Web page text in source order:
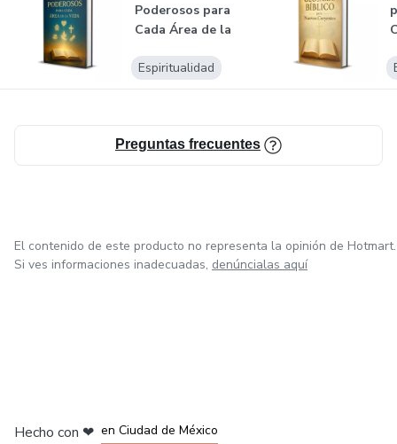
Poderosos para
Cada Área de la
Espiritualidad
Preguntas frecuentes
El contenido de este producto no representa la opinión de Hotmart.
Si ves informaciones inadecuadas, denúncialas aquí
Hecho con ❤ en Ciudad de México